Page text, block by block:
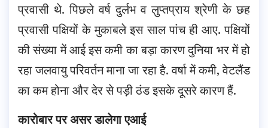
प्रवासी थे. पिछले वर्ष दुर्लभ व लुप्तप्राय श्रेणी के छह
प्रवासी पक्षियों के मुकाबले इस साल पांच ही आए. पक्षियों
की संख्या में आई इस कमी का बड़ा कारण दुनिया भर में हो
रहा जलवायु परिवर्तन माना जा रहा है. वर्षा में कमी, वेटलैंड
का कम होना और देर से पड़ी ठंड इसके दूसरे कारण हैं.
कारोबार पर असर डालेगा एआई